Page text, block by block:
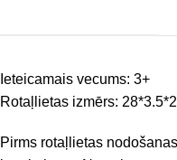
Ieteicamais vecums: 3+
Rotaļlietas izmērs:
Pirms rotaļlietas